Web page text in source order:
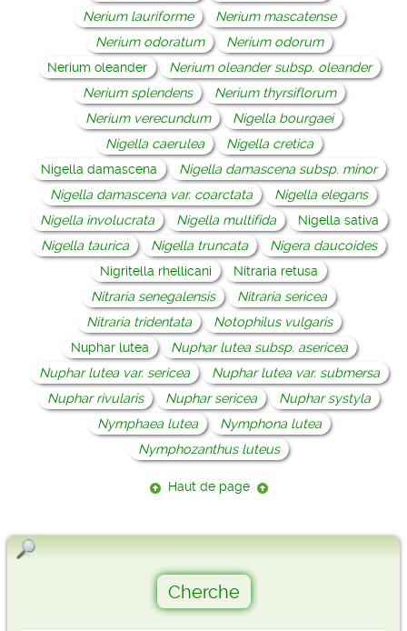
Nerium lauriforme
Nerium mascatense
Nerium odoratum
Nerium odorum
Nerium oleander
Nerium oleander subsp. oleander
Nerium splendens
Nerium thyrsiflorum
Nerium verecundum
Nigella bourgaei
Nigella caerulea
Nigella cretica
Nigella damascena
Nigella damascena subsp. minor
Nigella damascena var. coarctata
Nigella elegans
Nigella involucrata
Nigella multifida
Nigella sativa
Nigella taurica
Nigella truncata
Nigera daucoides
Nigritella rhellicani
Nitraria retusa
Nitraria senegalensis
Nitraria sericea
Nitraria tridentata
Notophilus vulgaris
Nuphar lutea
Nuphar lutea subsp. asericea
Nuphar lutea var. sericea
Nuphar lutea var. submersa
Nuphar rivularis
Nuphar sericea
Nuphar systyla
Nymphaea lutea
Nymphona lutea
Nymphozanthus luteus
Haut de page